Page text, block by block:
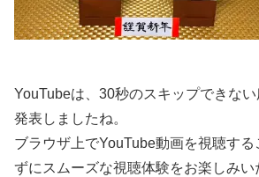
YouTubeは、30秒のスキップできな
発表しましたね。
ブラウザ上でYouTube動画を視聴す
ずにスムーズな視聴体験をお楽しみ